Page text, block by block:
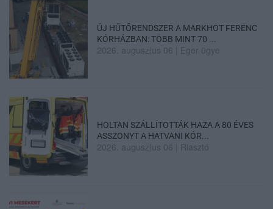
ÚJ HŰTŐRENDSZER A MARKHOT FERENC
KÓRHÁZBAN: TÖBB MINT 70 ...
2026. augusztus 06 Eger ügye
HOLTAN SZÁLLÍTOTTÁK HAZA A 80 ÉVES
ASSZONYT A HATVANI KÓR...
2026. augusztus 06 Riasztó